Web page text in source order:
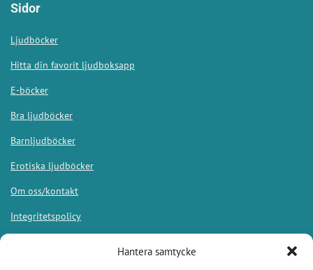
Hantera samtycke
Sidor
Ljudböcker
Hitta din favorit ljudboksapp
E-böcker
Bra ljudböcker
Barnljudböcker
Erotiska ljudböcker
Om oss/kontakt
Integritetspolicy